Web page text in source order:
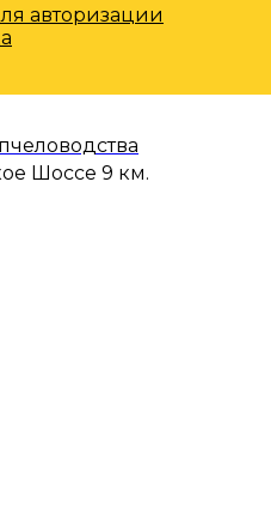
авторизации
Шоссе 9 км.